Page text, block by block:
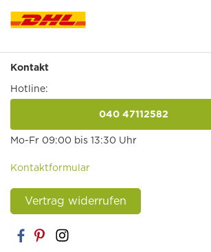
Kontakt
Hotline:
040 47112582
Mo-Fr 09:00 bis 13:30 Uhr
Kontaktformular
Vertrag widerrufen